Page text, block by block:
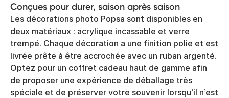
Conçues pour durer, saison après saison
Les décorations photo Popsa sont disponibles en
deux matériaux : acrylique incassable et verre
trempé. Chaque décoration a une finition polie et est
livrée prête à être accrochée avec un ruban argenté.
Optez pour un coffret cadeau haut de gamme afin
de proposer une expérience de déballage très
spéciale et de préserver votre souvenir lorsqu’il n’est